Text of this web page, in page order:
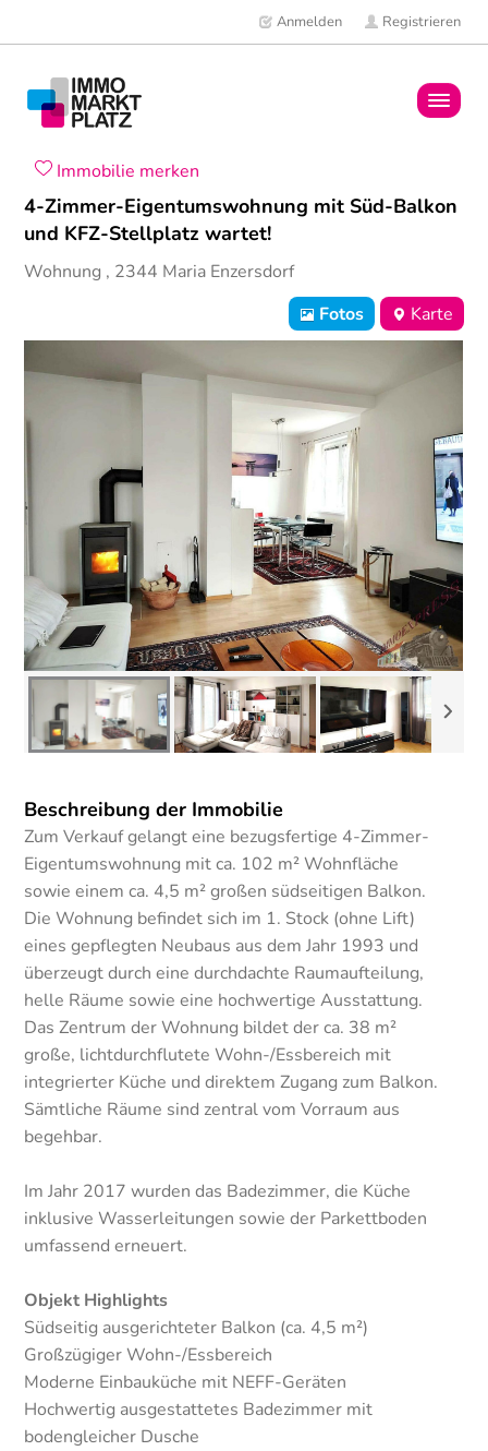
Anmelden Registrieren
Immobilien
Mitglieder
News
Immobilie merken
4-Zimmer-Eigentumswohnung mit Süd-Balkon
und KFZ-Stellplatz wartet!
Wohnung , 2344 Maria Enzersdorf
Fotos
Karte
Beschreibung der Immobilie
Zum Verkauf gelangt eine bezugsfertige 4-Zimmer-
Eigentumswohnung mit ca. 102 m² Wohnfläche
sowie einem ca. 4,5 m² großen südseitigen Balkon.
Die Wohnung befindet sich im 1. Stock (ohne Lift)
eines gepflegten Neubaus aus dem Jahr 1993 und
überzeugt durch eine durchdachte Raumaufteilung,
helle Räume sowie eine hochwertige Ausstattung.
Das Zentrum der Wohnung bildet der ca. 38 m²
große, lichtdurchflutete Wohn-/Essbereich mit
integrierter Küche und direktem Zugang zum Balkon.
Sämtliche Räume sind zentral vom Vorraum aus
begehbar.
Im Jahr 2017 wurden das Badezimmer, die Küche
inklusive Wasserleitungen sowie der Parkettboden
umfassend erneuert.
Objekt Highlights
Südseitig ausgerichteter Balkon (ca. 4,5 m²)
Großzügiger Wohn-/Essbereich
Moderne Einbauküche mit NEFF-Geräten
Hochwertig ausgestattetes Badezimmer mit
bodengleicher Dusche